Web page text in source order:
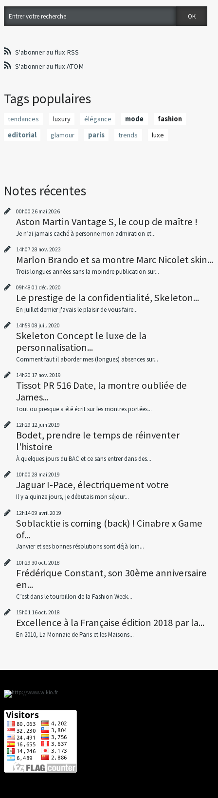
S'abonner au flux RSS
S'abonner au flux ATOM
Tags populaires
tendances luxury élégance mode
fashion
editorial
glamour paris trends luxe
Notes récentes
00h00 26 mai 2026
Aston Martin Vantage S, le coup de maître !
Je n’ai jamais caché à personne mon admiration et...
14h07 28 nov. 2023
Marlon Brando et sa montre Marc Nicolet skin...
Trois longues années sans la moindre publication sur...
09h48 01 déc. 2020
Le prestige de la confidentialité, Skeleton...
En juillet dernier j'avais le plaisir de vous faire...
14h59 08 juil. 2020
Skeleton Concept le luxe de la
personnalisation...
Comment faut il aborder mes (longues) absences sur...
14h20 17 nov. 2019
Tissot PR 516 Date, la montre oubliée de
James...
Tout ou presque a été écrit sur les montres portées...
12h29 12 juin 2019
Bodet, prendre le temps de réinventer
l'histoire
À quelques jours du BAC et ce sans entrer dans des...
10h00 28 mai 2019
Jaguar I-Pace, électriquement votre
Il y a quinze jours, je débutais mon séjour...
12h1409 avril 2019
Soblacktie is coming (back) ! Cinabre x Game
of...
Janvier et ses bonnes résolutions sont déjà loin...
10h29 30 oct. 2018
Frédérique Constant, son 30ème anniversaire
en...
C’est dans le tourbillon de la Fashion Week...
15h01 16oct. 2018
Excellence à la Française édition 2018 par la...
En 2010, La Monnaie de Paris et les Maisons...